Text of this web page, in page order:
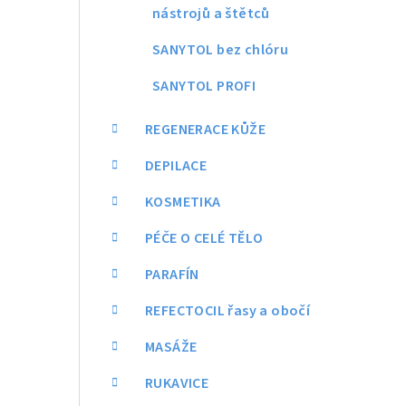
nástrojů a štětců
SANYTOL bez chlóru
SANYTOL PROFI
REGENERACE KŮŽE
DEPILACE
KOSMETIKA
PÉČE O CELÉ TĚLO
PARAFÍN
REFECTOCIL řasy a obočí
MASÁŽE
RUKAVICE